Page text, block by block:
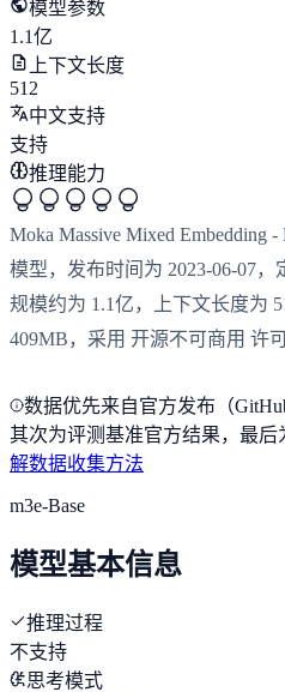
模型参数
1.1亿
上下文长度
512
中文支持
支持
推理能力
Moka Massive Mixed Embedding
模型，发布时间为 2023-06-07，
规模约为 1.1亿，上下文长度为
409MB，采用 开源不可商用 许可
数据优先来自官方发布（
其次为评测基准官方结果，最后
解数据收集方法
m3e-Base
模型基本信息
推理过程
不支持
思考模式